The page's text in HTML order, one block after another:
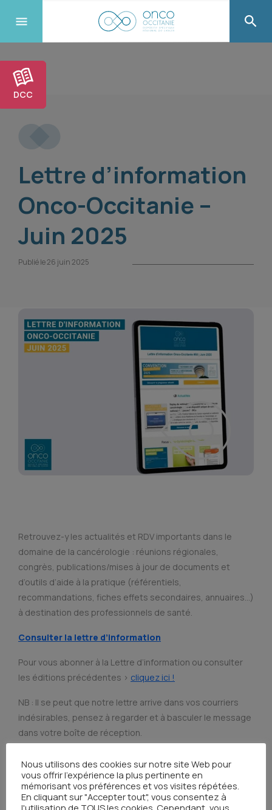
DCC
Lettre d’information
Onco-Occitanie –
Juin 2025
Publié le 26 juin 2025
Retrouvez-y les actualités et RDV importants dans le
domaine de la cancérologie : réunions régionales,
congrès, publications/mises à jour de documents et
d’outils d’aide à la pratique (référentiels,
recommandations, fiches effets secondaires, annuaires…)
à destination des professionnels de santé.
Consulter la lettre d’information
Pour vous abonner à la Lettre d’information ou consulter
les éditions précédentes > cliquez ici !
NB : Il se peut que notre lettre arrive dans vos courriers
indésirables, pensez à regarder et à basculer le message
dans votre boîte de réception.
Toutes les actualités
Nous utilisons des cookies sur notre site Web pour
vous offrir l'expérience la plus pertinente en
mémorisant vos préférences et vos visites répétées.
En cliquant sur "Accepter tout", vous consentez à
l'utilisation de TOUS les cookies. Cependant, vous